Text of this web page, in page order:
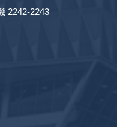
2242-2243